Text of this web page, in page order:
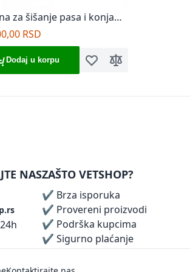
za šišanje pasa i konja
LA9010 30W
RSD
Dodaj u korpu Dodaj u listu želja
Dodaj za poređenje
NASZAŠTO VETSHOP?
✔ Brza isporuka
✔ Provereni proizvodi
✔ Podrška kupcima
✔ Sigurno plaćanje